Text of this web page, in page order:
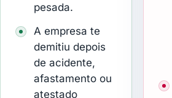
pesada.
A empresa te
demitiu depois
de acidente,
afastamento ou
atestado